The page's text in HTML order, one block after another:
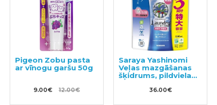
Pigeon Zobu pasta
ar vīnogu garšu 50g
9.00€ 12.00€
Saraya Yashinomi
Veļas mazgāšanas
šķidrums, pildviela
1380ml
36.00€